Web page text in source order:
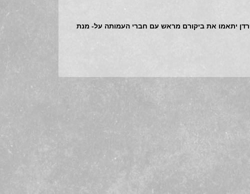
יתאמו את ביקורם מראש עם חברי העמותה על- מנת